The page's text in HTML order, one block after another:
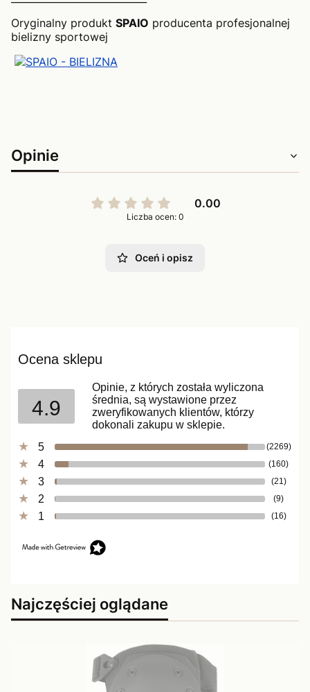
Oryginalny produkt SPAIO producenta profesjonalnej
bielizny sportowej
Opinie
0.00
Liczba ocen: 0
Oceń i opisz
Ocena sklepu
4.9
Opinie, z których została wyliczona
średnia, są wystawione przez
zweryfikowanych klientów, którzy
dokonali zakupu w sklepie.
5
(2269)
4 (160)
3 (21)
2 (9)
1 (16)
Najczęściej oglądane